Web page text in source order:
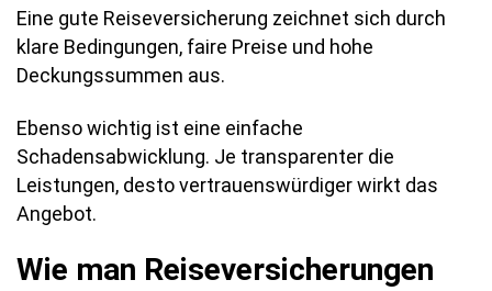
Eine gute Reiseversicherung zeichnet sich durch
klare Bedingungen, faire Preise und hohe
Deckungssummen aus.
Ebenso wichtig ist eine einfache
Schadensabwicklung. Je transparenter die
Leistungen, desto vertrauenswürdiger wirkt das
Angebot.
Wie man Reiseversicherungen